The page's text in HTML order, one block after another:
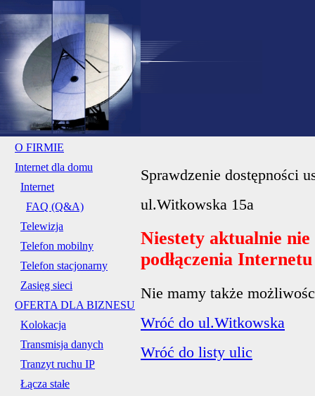
O FIRMIE
Internet dla domu
Internet
FAQ (Q&A)
Telewizja
Telefon mobilny
Telefon stacjonarny
Zasięg sieci
OFERTA DLA BIZNESU
Kolokacja
Transmisja danych
Tranzyt ruchu IP
Łącza stałe
Sprawdzenie dostępności
ul.Witkowska 15a
Niestety aktualnie
podłączenia
Nie mamy także
Wróć do ul.Witkowska
Wróć do listy ulic